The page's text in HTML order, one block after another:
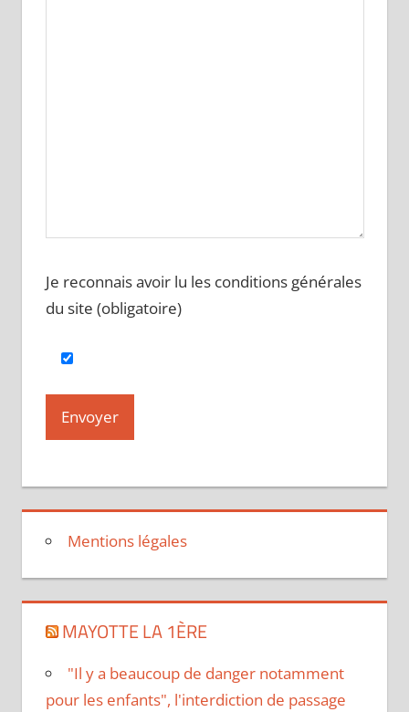
Je reconnais avoir lu les conditions générales
du site (obligatoire)
Mentions légales
MAYOTTE LA 1ÈRE
"Il y a beaucoup de danger notamment
pour les enfants", l'interdiction de passage